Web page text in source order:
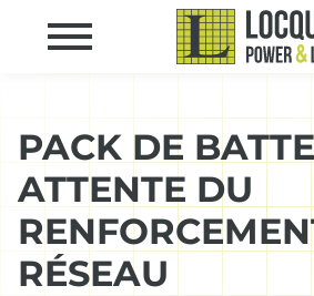
PACK DE
ATTENTE DU
RÉSEAU